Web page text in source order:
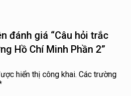
đánh giá “Câu hỏi trắc
Hồ Chí Minh Phần 2”
hiển thị công khai. Các trường